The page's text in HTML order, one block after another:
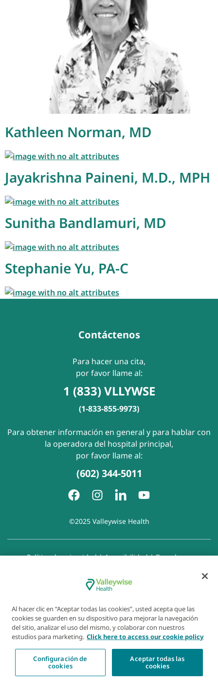
Kathleen Norman, MD
Jayakrishna Paineni, M.D., MPH
Sunitha Bandlamuri, MD
Stephanie Yu, PA-C
Contáctenos
Para hacer una cita,
por favor llame al:
1 (833) VLLYWSE
(1-833-855-9973)
Para obtener información en general y para hablar con
la operadora del hospital principal,
por favor llame al:
(602) 344-5011
©2025 Valleywise Health
Política de privacidad|Accesibilidad|Derechos y
Aviso de Prohibición de la Discriminación
Exención de responsabilidad con respecto a sitios web
Al hacer clic en “Aceptar todas las cookies”, usted acepta que las
cookies se guarden en su dispositivo para mejorar la navegación
del sitio, analizar el uso del mismo, y colaborar con nuestros
estudios para marketing. Click here to access our cookie policy
Configuración de
cookies
Aceptar todas las
cookies